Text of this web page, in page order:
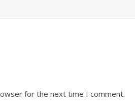
for the next time I comment.